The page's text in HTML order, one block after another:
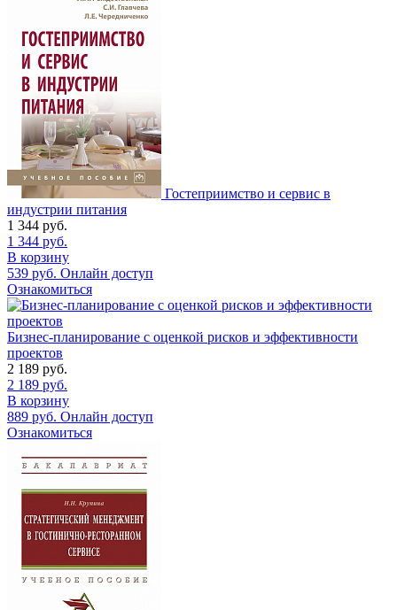
Гостеприимство и сервис в
индустрии питания
1 344 руб.
1 344 руб.
В корзину
539 руб. Онлайн доступ
Ознакомиться
Бизнес-планирование с оценкой рисков и эффективности
проектов
2 189 руб.
2 189 руб.
В корзину
889 руб. Онлайн доступ
Ознакомиться